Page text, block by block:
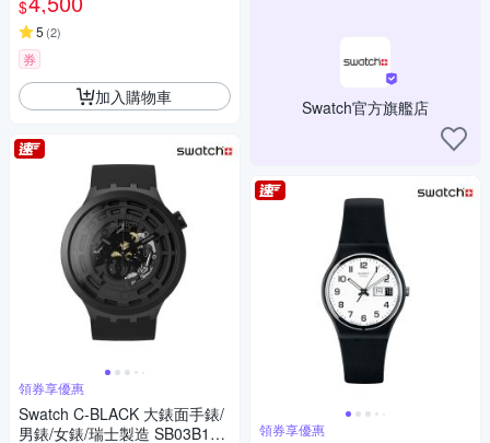
$
5 (2)
券
加入購物車
領券享優惠
Swatch C-BLACK 大錶面手錶/
男錶/女錶/瑞士製造 SB03B100
Swatch官方旗艦店
領券享優惠